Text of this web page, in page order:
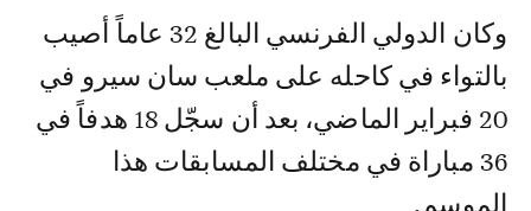
وكان الدولي الفرنسي البالغ 32 عاماً أصيب
بالتواء في كاحله على ملعب سان سيرو في
20 فبراير الماضي، بعد أن سجّل 18 هدفاً في
36 مباراة في مختلف المسابقات هذا